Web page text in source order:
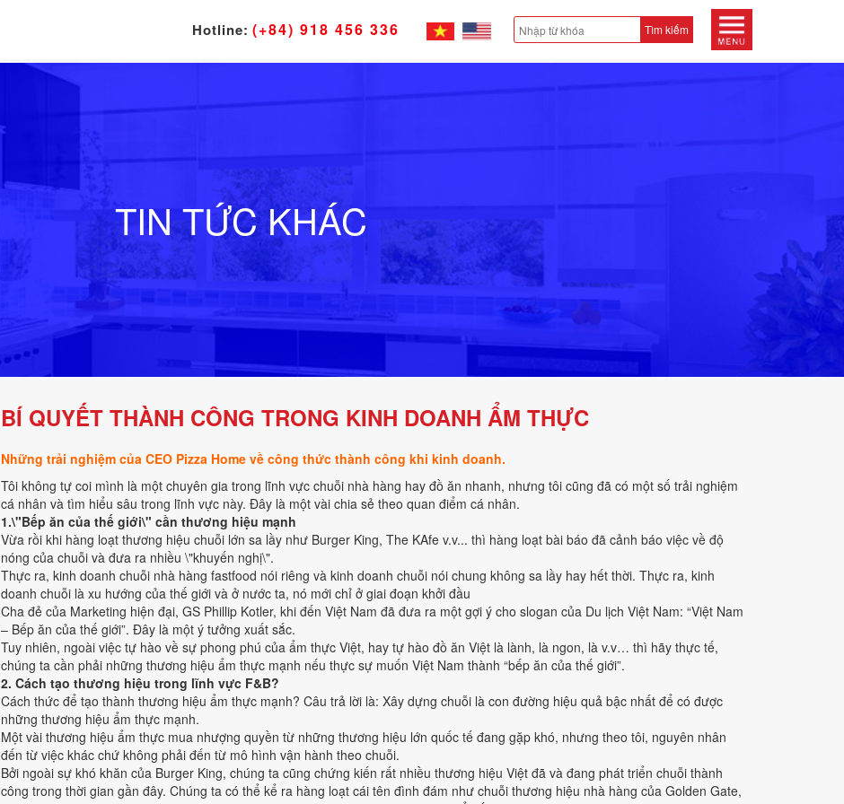
Tìm kiếm
Hotline: (+84) 918 456 336
TIN TỨC KHÁC
BÍ QUYẾT THÀNH CÔNG TRONG KINH DOANH ẨM THỰC
Những trải nghiệm của CEO Pizza Home về công thức thành công khi kinh doanh.
Tôi không tự coi mình là một chuyên gia trong lĩnh vực chuỗi nhà hàng hay đồ ăn nhanh, nhưng tôi cũng đã có một số trải nghiệm
cá nhân và tìm hiểu sâu trong lĩnh vực này. Đây là một vài chia sẻ theo quan điểm cá nhân.
1.\"Bếp ăn của thế giới\" cần thương hiệu mạnh
Vừa rồi khi hàng loạt thương hiệu chuỗi lớn sa lầy như Burger King, The KAfe v.v... thì hàng loạt bài báo đã cảnh báo việc về độ
nóng của chuỗi và đưa ra nhiều \"khuyến nghị\".
Thực ra, kinh doanh chuỗi nhà hàng fastfood nói riêng và kinh doanh chuỗi nói chung không sa lầy hay hết thời. Thực ra, kinh
doanh chuỗi là xu hướng của thế giới và ở nước ta, nó mới chỉ ở giai đoạn khởi đầu
Cha đẻ của Marketing hiện đại, GS Phillip Kotler, khi đến Việt Nam đã đưa ra một gợi ý cho slogan của Du lịch Việt Nam: “Việt Nam
– Bếp ăn của thế giới”. Đây là một ý tưởng xuất sắc.
Tuy nhiên, ngoài việc tự hào về sự phong phú của ẩm thực Việt, hay tự hào đồ ăn Việt là lành, là ngon, là v.v… thì hãy thực tế,
chúng ta cần phải những thương hiệu ẩm thực mạnh nếu thực sự muốn Việt Nam thành “bếp ăn của thế giới”.
2. Cách tạo thương hiệu trong lĩnh vực F&B?
Cách thức để tạo thành thương hiệu ẩm thực mạnh? Câu trả lời là: Xây dựng chuỗi là con đường hiệu quả bậc nhất để có được
những thương hiệu ẩm thực mạnh.
Một vài thương hiệu ẩm thực mua nhượng quyền từ những thương hiệu lớn quốc tế đang gặp khó, nhưng theo tôi, nguyên nhân
đến từ việc khác chứ không phải đến từ mô hình vận hành theo chuỗi.
Bởi ngoài sự khó khăn của Burger King, chúng ta cũng chứng kiến rất nhiều thương hiệu Việt đã và đang phát triển chuỗi thành
công trong thời gian gần đây. Chúng ta có thể kể ra hàng loạt cái tên đình đám như chuỗi thương hiệu nhà hàng của Golden Gate,